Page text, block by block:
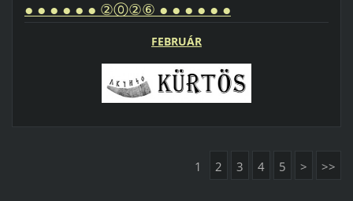
● ● ● ● ● ● ②⓪②⑥ ● ● ● ● ● ●
FEBRUÁR
1 2 3 4 5 > >>